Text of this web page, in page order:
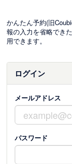
かんたん予約(旧
報の入力を省略でき
用できます。
ログイン
メールアドレス
パスワード